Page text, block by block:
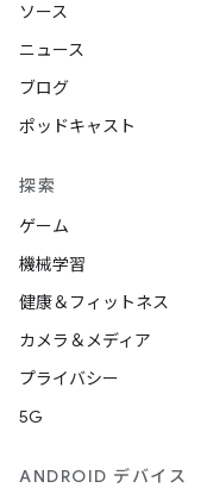
ソース
ニュース
ブログ
ポッドキャスト
探索
ゲーム
機械学習
健康＆フィットネス
カメラ＆メディア
プライバシー
5G
ANDROID デバイス